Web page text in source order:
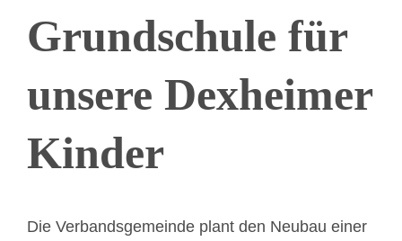
Grundschule für
unsere Dexheimer
Kinder
Die Verbandsgemeinde plant den Neubau einer